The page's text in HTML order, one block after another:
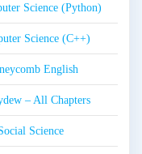
Science (Python)
Science (C++)
English
– All Chapters
Science